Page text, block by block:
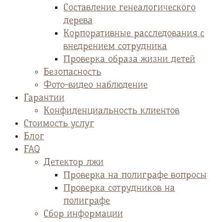
Cоставление генеалогического
дерева
Корпоративные расследования с
внедрением сотрудника
Проверка образа жизни детей
Безопасность
Фото-видео наблюдение
Гарантии
Конфиденциальность клиентов
Стоимость услуг
Блог
FAQ
Детектор лжи
Проверка на полиграфе вопросы
Проверка сотрудников на
полиграфе
Сбор информации